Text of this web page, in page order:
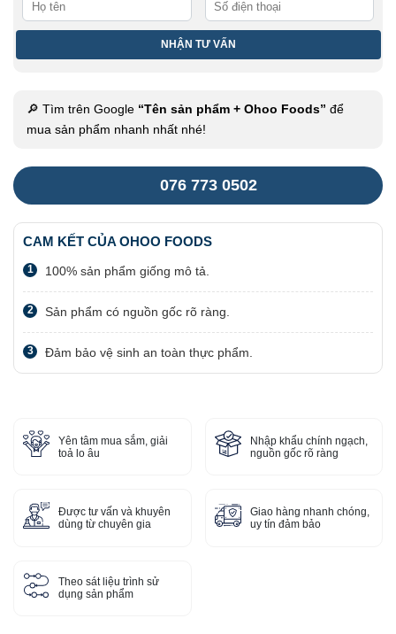
🔎 Tìm trên Google “Tên sản phẩm + Ohoo Foods” để
mua sản phẩm nhanh nhất nhé!
076 773 0502
CAM KẾT CỦA OHOO FOODS
1 100% sản phẩm giống mô tả.
2 Sản phẩm có nguồn gốc rõ ràng.
3 Đảm bảo vệ sinh an toàn thực phẩm.
Yên tâm mua sắm, giải
toả lo âu
Nhập khẩu chính ngạch,
nguồn gốc rõ ràng
Được tư vấn và khuyên
dùng từ chuyên gia
Giao hàng nhanh chóng,
uy tín đảm bảo
Theo sát liệu trình sử
dụng sản phẩm